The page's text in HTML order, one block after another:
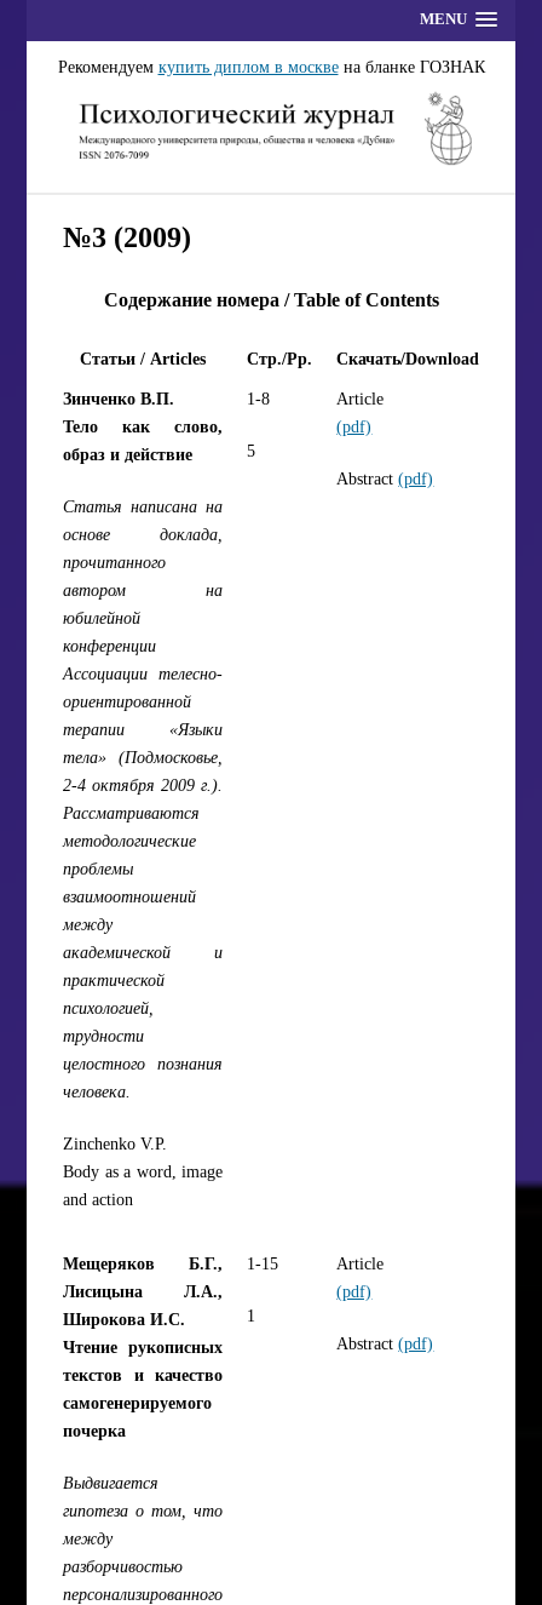
MENU
Рекомендуем купить диплом в москвена бланке ГОЗНАК
№3 (2009)
Содержание номера / Table of Contents
Статьи / Articles Стр./Pp. Скачать/Download
Зинченко В.П.
Тело как слово,
образ и действие
Статья написана на
основе доклада,
прочитанного
автором на
юбилейной
конференции
Ассоциации телесно-
ориентированной
терапии «Языки
тела» (Подмосковье,
2-4 октября 2009 г.).
Рассматриваются
методологические
проблемы
взаимоотношений
между
академической и
практической
психологией,
трудности
целостного познания
человека.
Zinchenko V.P.
Body as a word, image
and action
1-8
5
Article
(pdf)
Abstract(pdf)
Мещеряков Б.Г.,
Лисицына Л.А.,
Широкова И.С.
Чтение рукописных
текстов и качество
самогенерируемого
почерка
Выдвигается
гипотеза о том, что
между
разборчивостью
персонализированного
1-15
1
Article
(pdf)
Abstract(pdf)